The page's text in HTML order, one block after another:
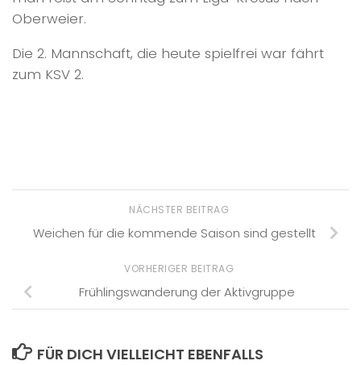
Oberweier.
Die 2. Mannschaft, die heute spielfrei war fährt
zum KSV 2.
NÄCHSTER BEITRAG
Weichen für die kommende Saison sind gestellt
VORHERIGER BEITRAG
Frühlingswanderung der Aktivgruppe
FÜR DICH VIELLEICHT EBENFALLS